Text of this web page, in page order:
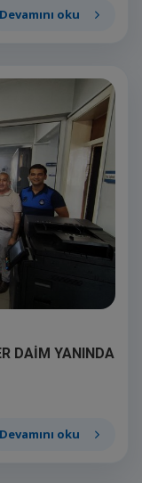
Devamını oku
DAİM YANINDA
Devamını oku